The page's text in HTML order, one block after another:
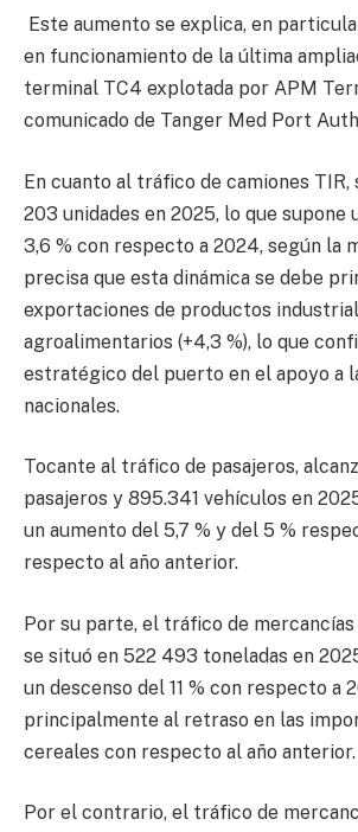
Este aumento se explica, en
en funcionamiento de la última
terminal TC4 explotada por APM
comunicado de Tanger Med Port
En cuanto al tráfico de camiones TIR,
203 unidades en 2025, lo que supone
3,6 % con respecto a 2024, según la
precisa que esta dinámica se debe
exportaciones de productos
agroalimentarios (+4,3 %), lo que
estratégico del puerto en el apoyo a
nacionales.
Tocante al tráfico de pasajeros,
pasajeros y 895.341 vehículos en
un aumento del 5,7 % y del 5 %
respecto al año anterior.
Por su parte, el tráfico de
se situó en 522 493 toneladas en
un descenso del 11 % con respecto a
principalmente al retraso en las
cereales con respecto al año anterior.
Por el contrario, el tráfico de